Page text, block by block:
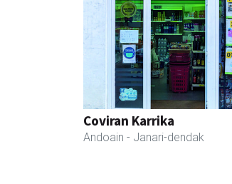
Coviran Karrika
Andoain - Janari-dendak